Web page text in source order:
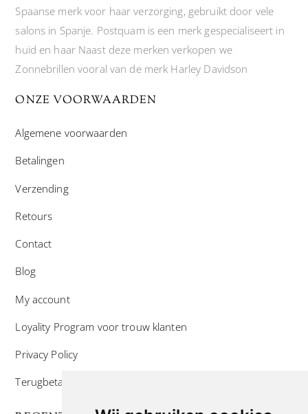
Spaanse merk voor haar verzorging, gebruikt door vele
salons in Spanje. Postquam is een merk gespecialiseert in
huid en haar Naast deze merken verkopen we
Zonnebrillen vooral van de merk Harley Davidson
ONZE VOORWAARDEN
Algemene voorwaarden
Betalingen
Verzending
Retours
Contact
Blog
My account
Loyality Program voor trouw klanten
Privacy Policy
Terugbetaal- en retourneringsbeleid